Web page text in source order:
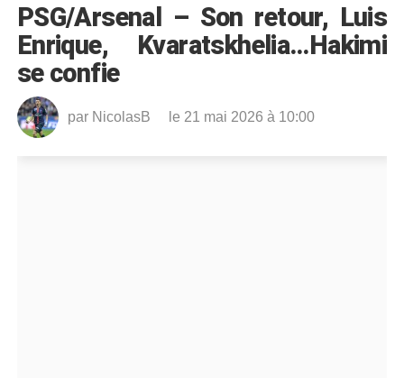
PSG/Arsenal – Son retour, Luis
Enrique, Kvaratskhelia…Hakimi
se confie
par NicolasB le 21 mai 2026 à 10:00